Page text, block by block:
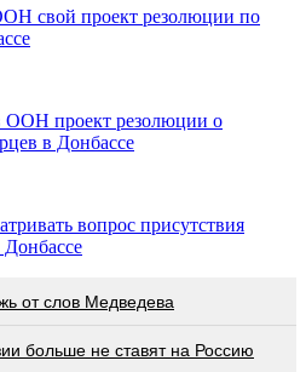
свой проект резолюции по
ООН проект резолюции о
в Донбассе
вопрос присутствия
от слов Медведева
больше не ставят на Россию